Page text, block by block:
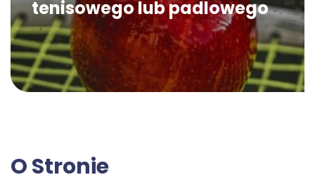
tenisowego lub padlowego
O Stronie